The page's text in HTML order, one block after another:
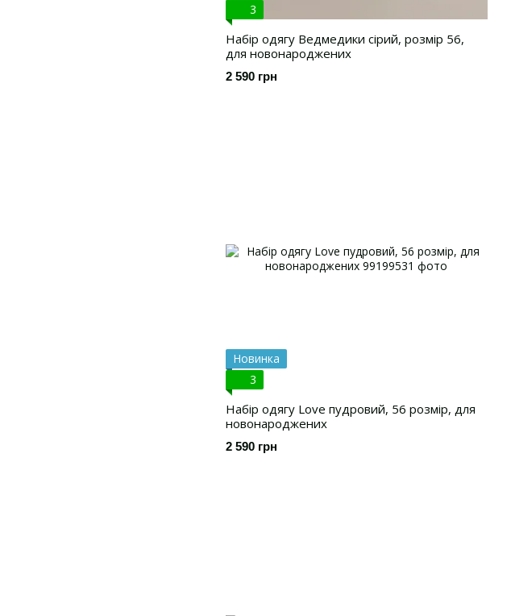
3
Набір одягу Ведмедики сірий, розмір 56,
для новонароджених
2 590 грн
Новинка
3
Набір одягу Love пудровий, 56 розмір, для
новонароджених
2 590 грн